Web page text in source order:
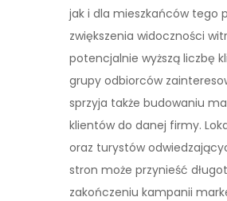
jak i dla mieszkańców tego
zwiększenia widoczności
potencjalnie wyższą liczbę
grupy odbiorców
sprzyja także budowaniu
klientów do danej firmy.
oraz turystów
stron może przynieść
zakończeniu kampanii